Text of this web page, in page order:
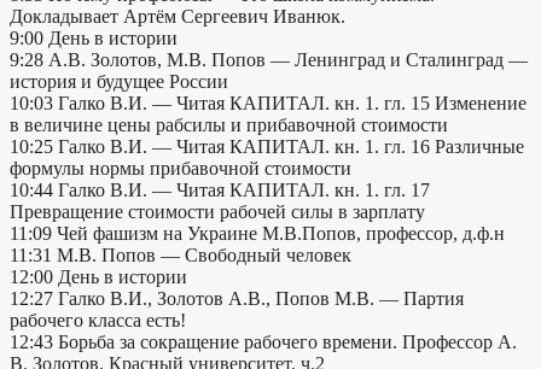
Докладывает Артём Сергеевич Иванюк.
9:00 День в истории
9:28 А.В. Золотов, М.В. Попов — Ленинград и Сталинград —
история и будущее России
10:03 Галко В.И. — Читая КАПИТАЛ. кн. 1. гл. 15 Изменение
в величине цены рабсилы и прибавочной стоимости
10:25 Галко В.И. — Читая КАПИТАЛ. кн. 1. гл. 16 Различные
формулы нормы прибавочной стоимости
10:44 Галко В.И. — Читая КАПИТАЛ. кн. 1. гл. 17
Превращение стоимости рабочей силы в зарплату
11:09 Чей фашизм на Украине М.В.Попов, профессор, д.ф.н
11:31 М.В. Попов — Свободный человек
12:00 День в истории
12:27 Галко В.И., Золотов А.В., Попов М.В. — Партия
рабочего класса есть!
12:43 Борьба за сокращение рабочего времени. Профессор А.
В. Золотов. Красный университет. ч.2